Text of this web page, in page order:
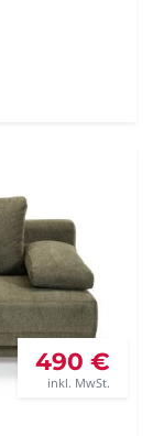
490 €
inkl. MwSt.